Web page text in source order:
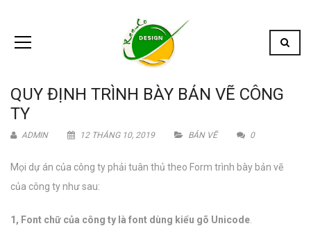
QUY ĐỊNH TRÌNH BÀY BẢN VẼ CÔNG
TY
ADMIN 12 THÁNG 10, 2019 BẢN VẼ 0
Mọi dự án của công ty phải tuân thủ theo Form trình bày bản vẽ
của công ty như sau:
1, Font chữ của công ty là font dùng kiểu gõ Unicode